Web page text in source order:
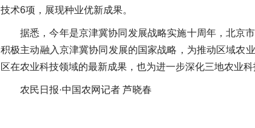
技术6项，展现种业优新成果。
据悉，今年是京津冀协同发展战略实施十周年，北京
积极主动融入京津冀协同发展的国家战略，为推动区域农
区在农业科技领域的最新成果，也为进一步深化三地农业
农民日报·中国农网记者 芦晓春